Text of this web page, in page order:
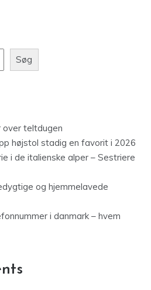
Søg
over teltdugen
højstol stadig en favorit i 2026
i de italienske alper – Sestriere
og hjemmelavede
i danmark – hvem